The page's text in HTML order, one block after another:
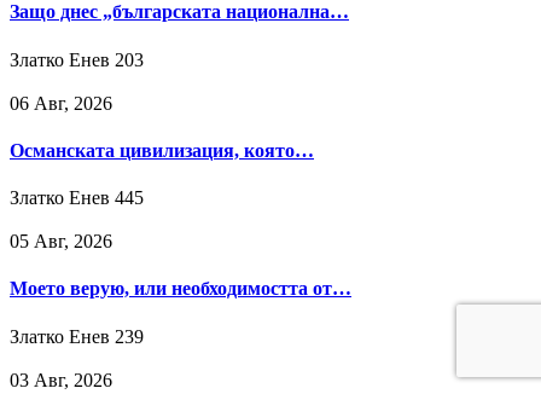
Защо днес „българската национална…
Златко Енев 203
06 Авг, 2026
Османската цивилизация, която…
Златко Енев 445
05 Авг, 2026
Моето верую, или необходимостта от…
Златко Енев 239
03 Авг, 2026